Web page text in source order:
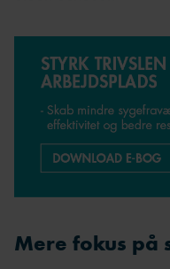
Mere fokus på